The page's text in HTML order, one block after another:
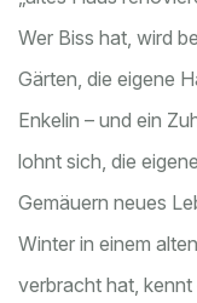
Wer Biss hat, wird
Gärten, die eigene
Enkelin – und ein
lohnt sich, die
Gemäuern neues
Winter in einem
verbracht hat,